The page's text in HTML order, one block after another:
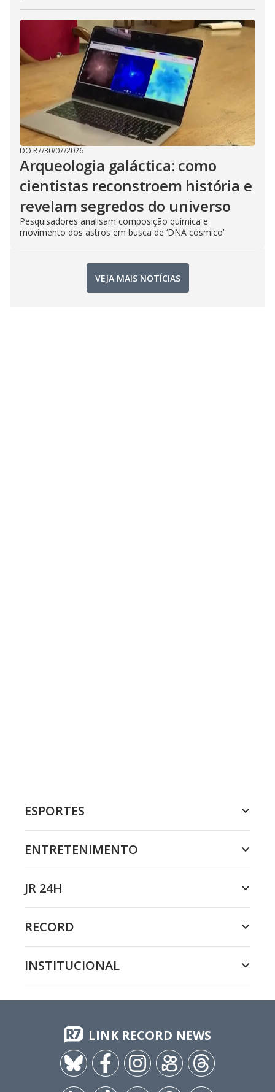
DO R7/30/07/2026
Arqueologia galáctica: como
cientistas reconstroem história e
revelam segredos do universo
Pesquisadores analisam composição química e
movimento dos astros em busca de ‘DNA cósmico’
VEJA MAIS NOTÍCIAS
ESPORTES
ENTRETENIMENTO
JR 24H
RECORD
INSTITUCIONAL
LINK RECORD NEWS